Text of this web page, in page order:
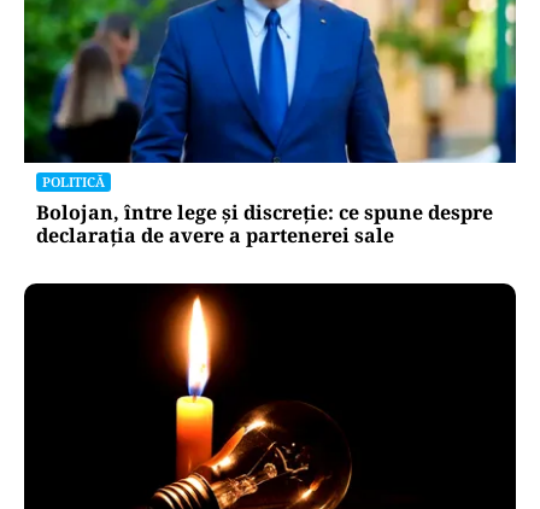
POLITICĂ
Bolojan, între lege și discreție: ce spune despre
declarația de avere a partenerei sale